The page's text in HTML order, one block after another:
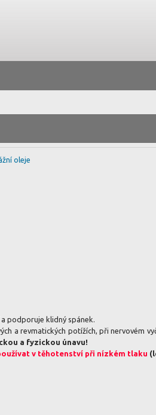
oleje
podporuje klidný spánek.
a revmatických potížích, při nervovém
a fyzickou únavu!
v těhotenství při nízkém tlaku